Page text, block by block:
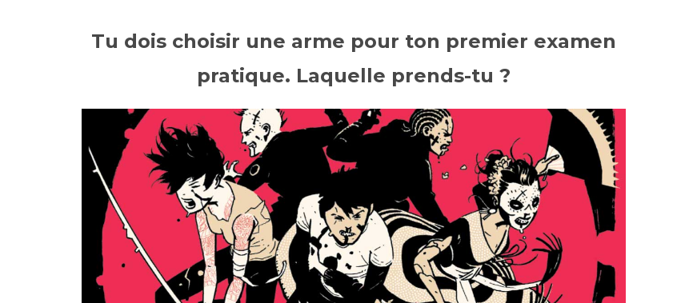
Tu dois choisir une arme pour ton premier examen
pratique. Laquelle prends-tu ?